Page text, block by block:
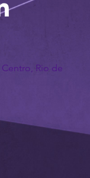
Centro, Rio de